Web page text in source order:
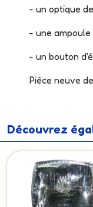
- un optique
- une ampoule
- un bouton
Piéce neuve
Découvrez